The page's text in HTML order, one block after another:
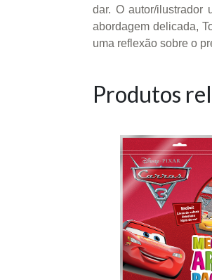
dar. O autor/ilustrador
abordagem delicada,
uma reflexão sobre o
Produtos